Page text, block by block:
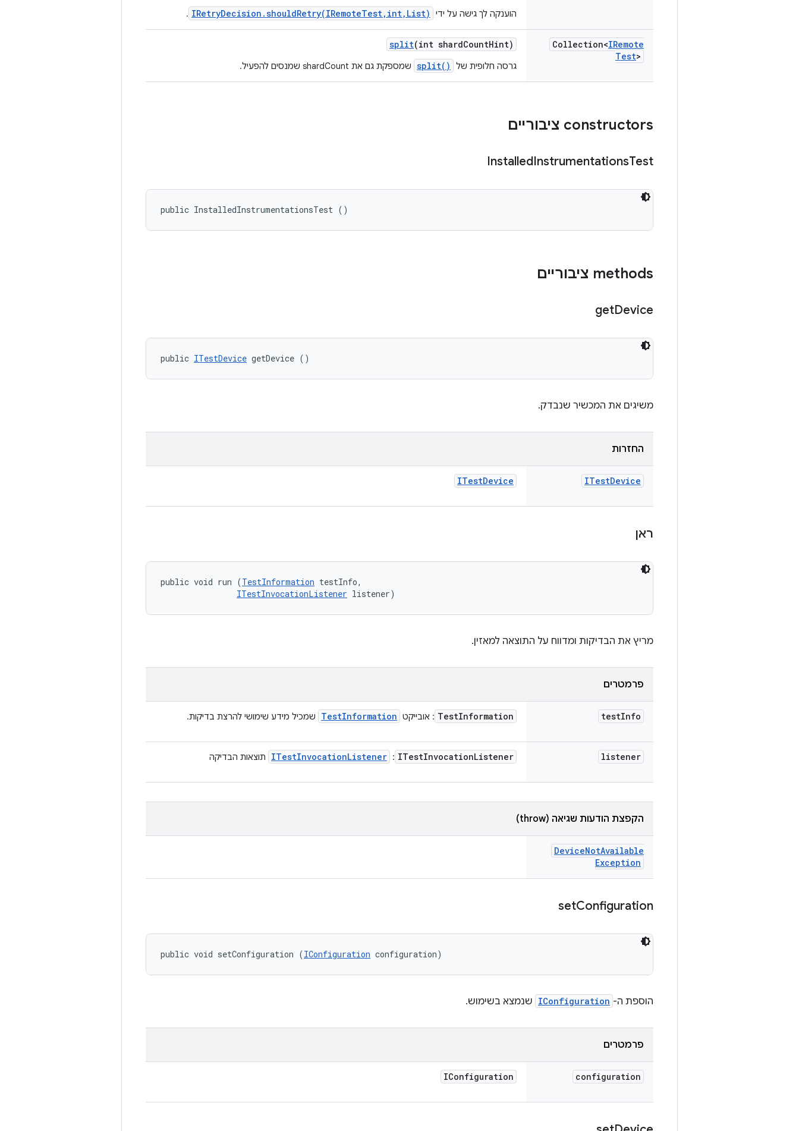
הוענקה לך גישה על ידי IRetryDecision.shouldRetry(IRemoteTest,int,List)
.
Collection<IRemote
Test>
split(int shardCountHint)
גרסה חלופית של split() שמספקת גם את shardCount שמנסים להפעיל.
‫constructors ציבוריים
InstalledInstrumentationsTest
public InstalledInstrumentationsTest ()
‫methods ציבוריים
getDevice
public ITestDevice getDevice ()
משיגים את המכשיר שנבדק.
החזרות
ITestDevice
ITestDevice
ראן
public void run (TestInformation testInfo,
ITestInvocationListener listener)
מריץ את הבדיקות ומדווח על התוצאה למאזין.
פרמטרים
testInfo
TestInformation : אובייקט TestInformation שמכיל מידע שימושי להרצת בדיקות.
listener
ITestInvocationListener
:
ITestInvocationListener תוצאות הבדיקה
הקפצת הודעות שגיאה (throw)
DeviceNotAvailable
Exception
setConfiguration
public void setConfiguration (IConfiguration configuration)
הוספת ה- IConfiguration שנמצא בשימוש.
פרמטרים
configuration
IConfiguration